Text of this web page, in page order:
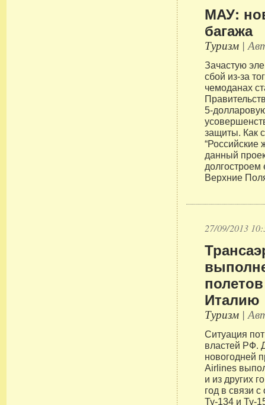
МАУ:
багажа
Туризм |
Зачастую
сбой из-за
чемоданах
5-
защиты. Как
данный
долгостроем
Верхние
27/09/2013
Италию
Туризм |
Ситуация
властей РФ.
новогодней
Airlines
и из других
год в связи с
Ту-134 и Ту-